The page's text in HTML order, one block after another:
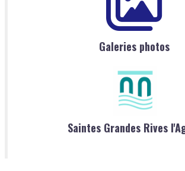
Galeries photos
Saintes Grandes Rives